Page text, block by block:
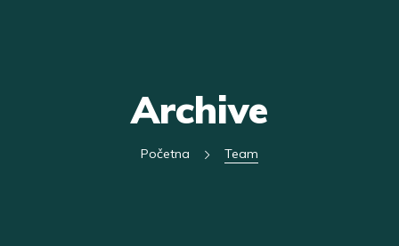
Archive
Početna Team